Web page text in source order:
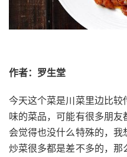
作者：罗生堂
今天这个菜是川菜里边比
味的菜品，可能有很多朋
会觉得也没什么特殊的，
炒菜很多都是差不多的，